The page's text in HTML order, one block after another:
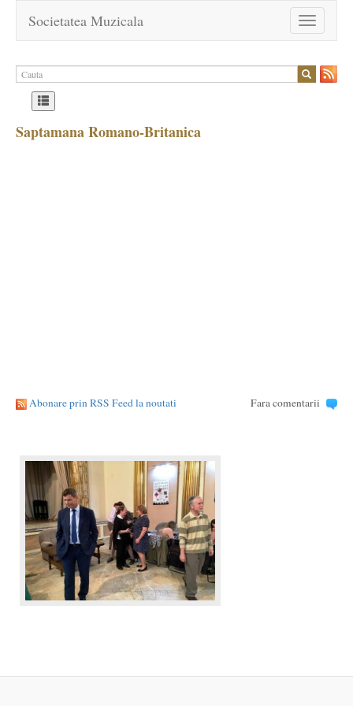
Toggle
navigation
Societatea Muzicala
Saptamana Romano-Britanica
Abonare prin RSS Feed la noutati Fara comentarii